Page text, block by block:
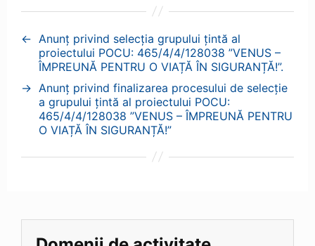
← Anunț privind selecția grupului țintă al
proiectului POCU: 465/4/4/128038 ”VENUS –
ÎMPREUNĂ PENTRU O VIAȚĂ ÎN SIGURANȚĂ!”.
→ Anunț privind finalizarea procesului de selecție
a grupului țintă al proiectului POCU:
465/4/4/128038 ”VENUS – ÎMPREUNĂ PENTRU
O VIAȚĂ ÎN SIGURANȚĂ!”